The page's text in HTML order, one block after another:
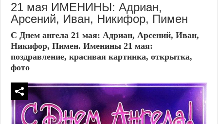
21 мая ИМЕНИНЫ: Адриан,
Арсений, Иван, Никифор, Пимен
С Днем ангела 21 мая: Адриан, Арсений, Иван,
Никифор, Пимен. Именины 21 мая:
поздравление, красивая картинка, открытка,
фото